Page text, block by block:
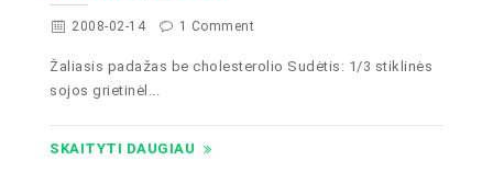
2008-02-14 1 Comment
Žaliasis padažas be cholesterolio Sudėtis: 1/3 stiklinės
sojos grietinėl...
SKAITYTI DAUGIAU